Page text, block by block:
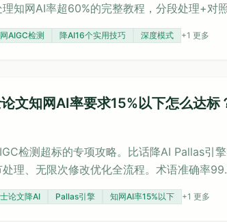
理知网AI率超60%的完整教程，分段处理+对
AIGC检测 降AI16个实用技巧 深度模式 +1 更多
文知网AI率要求15%以下怎么达标
检测超标的专项攻略。比话降AI Pallas引
理、无限次修改优化全流程。术语准确率
论文降AI Pallas引擎 知网AI率15%以下 +1 更多